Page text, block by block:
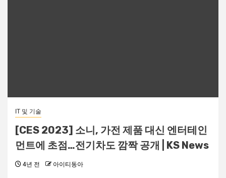
IT 및 기술
[CES 2023] 소니, 가전 제품 대신 엔터테인
먼트에 초점…전기차도 깜짝 공개 | KS News
4년 전 아이티동아